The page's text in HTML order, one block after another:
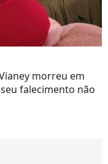
morreu em
falecimento não